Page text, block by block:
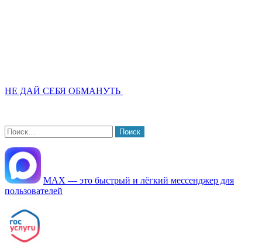
НЕ ДАЙ СЕБЯ ОБМАНУТЬ
Найти:
МАХ — это быстрый и лёгкий мессенджер для
пользователей